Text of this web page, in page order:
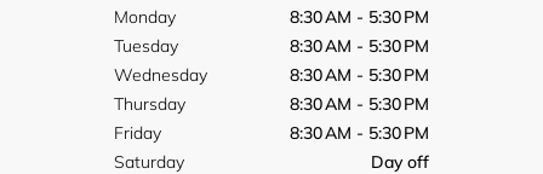
Monday
8:30 AM - 5:30 PM
Tuesday
8:30 AM - 5:30 PM
Wednesday
8:30 AM - 5:30 PM
Thursday
8:30 AM - 5:30 PM
Friday
8:30 AM - 5:30 PM
Saturday
Day off